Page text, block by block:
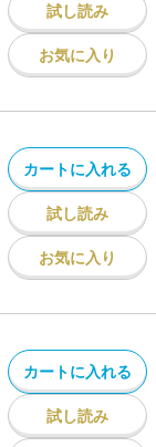
試し読み
お気に入り
カートに入れる
試し読み
お気に入り
カートに入れる
試し読み